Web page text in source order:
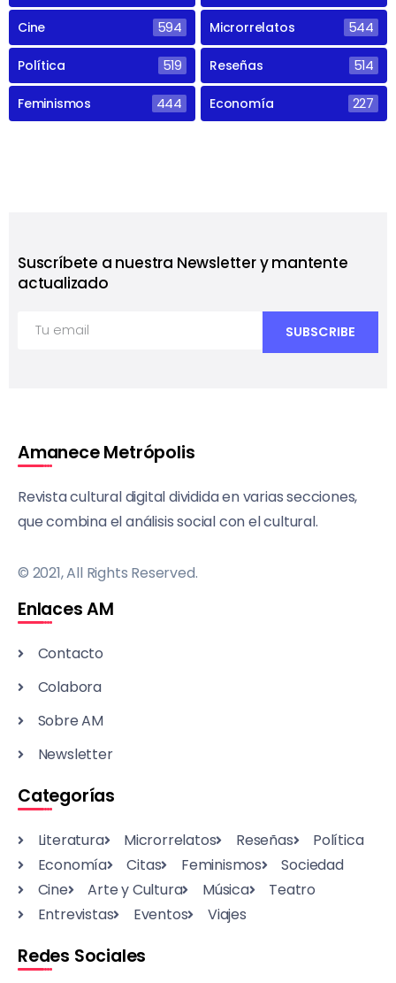
Cine 594 Microrrelatos 544
Política 519 Reseñas 514
Feminismos 444 Economía 227
Suscríbete a nuestra Newsletter y mantente
actualizado
Amanece Metrópolis
Revista cultural digital dividida en varias secciones,
que combina el análisis social con el cultural.
© 2021, All Rights Reserved.
Enlaces AM
Contacto
Colabora
Sobre AM
Newsletter
Categorías
Literatura Microrrelatos Reseñas
Política
Economía
Citas Feminismos
Sociedad
Cine
Arte y Cultura Música
Teatro
Entrevistas
Eventos Viajes
Redes Sociales